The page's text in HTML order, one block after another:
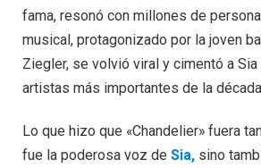
fama, resonó con millones de
musical, protagonizado por la joven
Ziegler, se volvió viral y cimentó a
artistas más importantes de la
Lo que hizo que «Chandelier» fuera
fue la poderosa voz de Sia, sino